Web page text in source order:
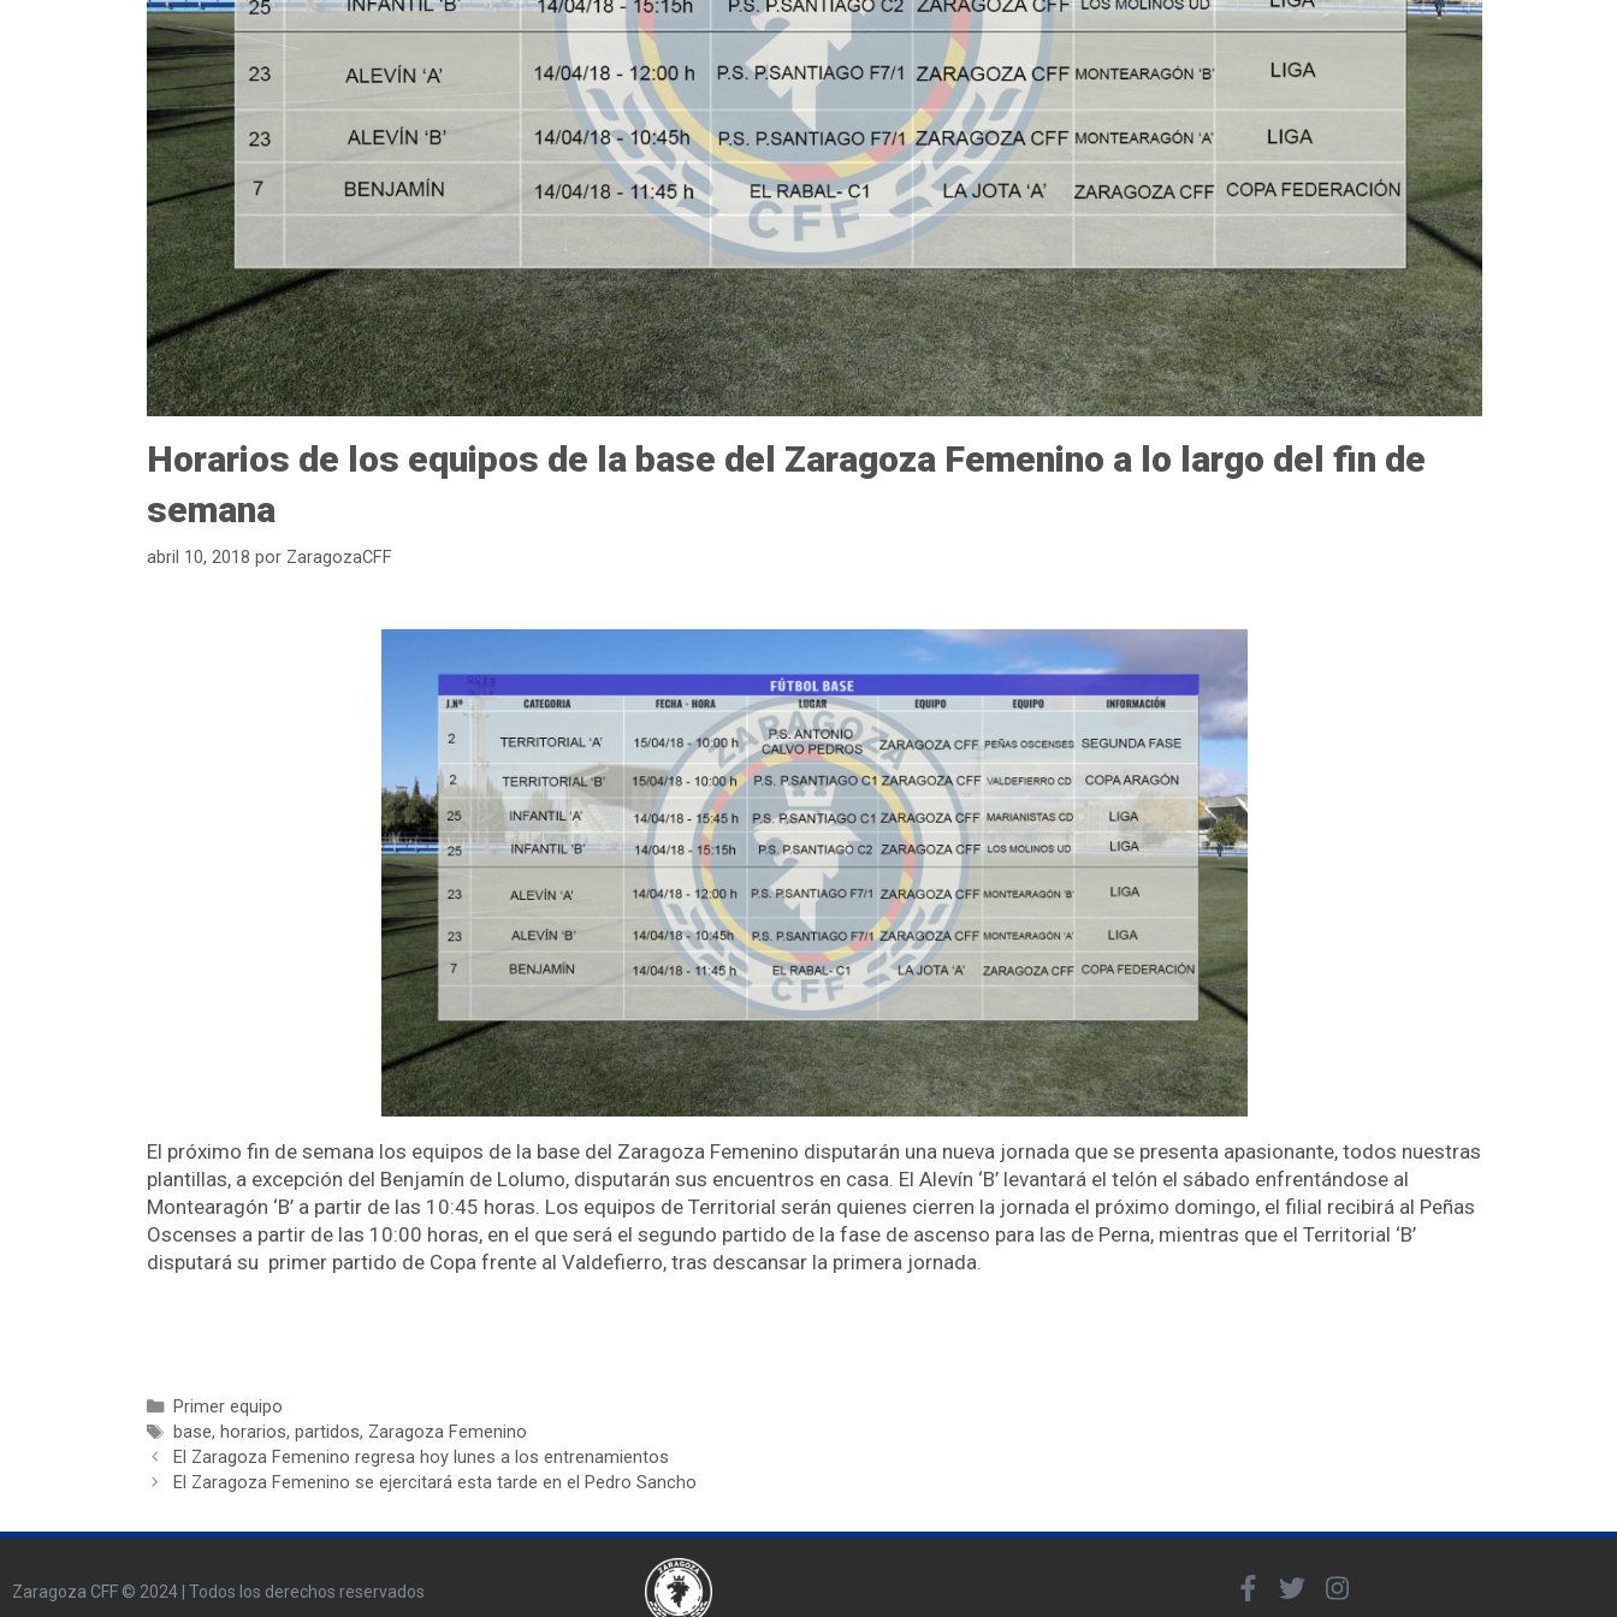
Horarios de los equipos de la base del Zaragoza Femenino a lo largo del fin de
semana
abril 10, 2018 por ZaragozaCFF
El próximo fin de semana los equipos de la base del Zaragoza Femenino disputarán una nueva jornada que se presenta apasionante, todos nuestras
plantillas, a excepción del Benjamín de Lolumo, disputarán sus encuentros en casa. El Alevín ‘B’ levantará el telón el sábado enfrentándose al
Montearagón ‘B’ a partir de las 10:45 horas. Los equipos de Territorial serán quienes cierren la jornada el próximo domingo, el filial recibirá al Peñas
Oscenses a partir de las 10:00 horas, en el que será el segundo partido de la fase de ascenso para las de Perna, mientras que el Territorial ‘B’
disputará su primer partido de Copa frente al Valdefierro, tras descansar la primera jornada.
Primer equipo
base, horarios, partidos, Zaragoza Femenino
El Zaragoza Femenino regresa hoy lunes a los entrenamientos
El Zaragoza Femenino se ejercitará esta tarde en el Pedro Sancho
Zaragoza CFF © 2024 | Todos los derechos reservados